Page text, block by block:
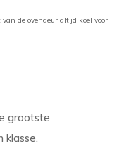
de ovendeur altijd koel voor
grootste
klasse.